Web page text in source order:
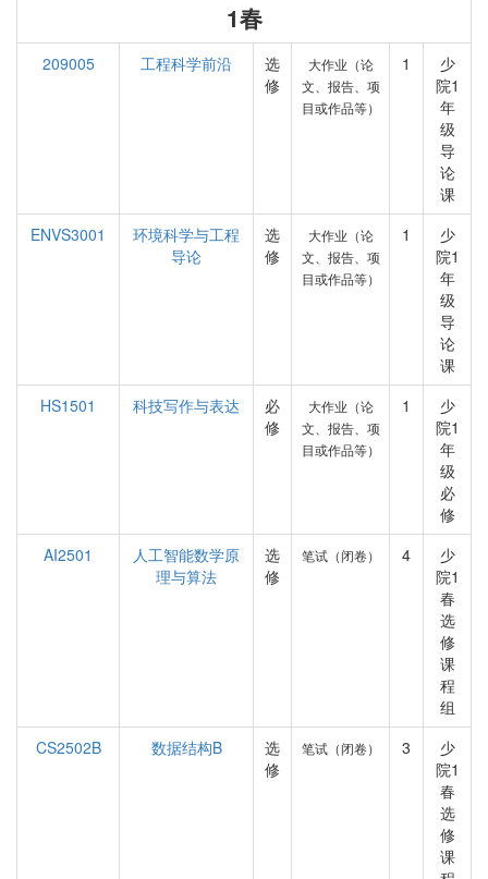
1春
209005 工程科学前沿
选
修
大作业（论
文、报告、项
目或作品等）
1
少
院1
年
级
导
论
课
ENVS3001
环境科学与工程
导论
选
修
大作业（论
文、报告、项
目或作品等）
1
少
院1
年
级
导
论
课
HS1501
科技写作与表达
必
修
大作业（论
文、报告、项
目或作品等）
1
少
院1
年
级
必
修
AI2501
人工智能数学原
理与算法
选
修
笔试（闭卷） 4
少
院1
春
选
修
课
程
组
CS2502B
数据结构B
选
修
笔试（闭卷） 3
少
院1
春
选
修
课